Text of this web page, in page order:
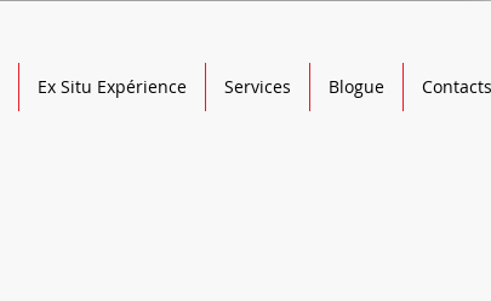
Ex Situ Expérience Services Blogue Contacts